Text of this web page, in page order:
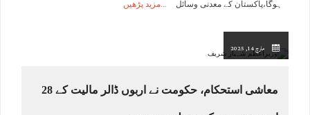
ہوگا،پاکستان کے معدنی وسائل مزید پڑھیں
مارچ 14, 2025
معاشی استحکام، حکومت نے اربوں ڈالر مالیت کے 28